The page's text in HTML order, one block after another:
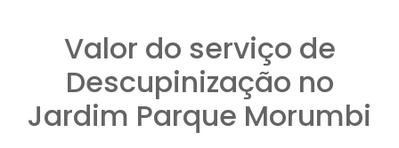
Valor do serviço de
Descupinização no
Jardim Parque Morumbi